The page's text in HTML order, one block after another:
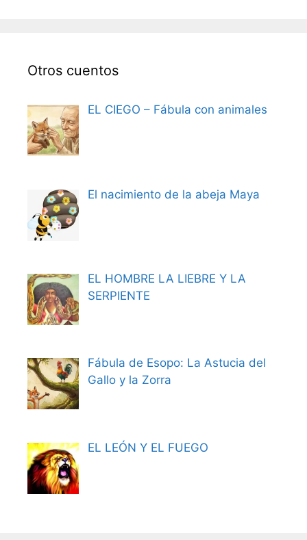
Otros cuentos
EL CIEGO – Fábula con animales
El nacimiento de la abeja Maya
EL HOMBRE LA LIEBRE Y LA
SERPIENTE
Fábula de Esopo: La Astucia del
Gallo y la Zorra
EL LEÓN Y EL FUEGO